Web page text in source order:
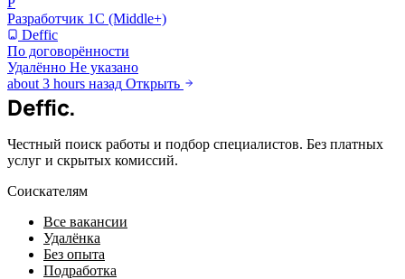
Разработчик 1С (Middle+)
Deffic
По договорённости
Удалённо Не указано
about 3 hours назад Открыть
Deffic.
Честный поиск работы и подбор специалистов. Без платных
услуг и скрытых комиссий.
Соискателям
Все вакансии
Удалёнка
Без опыта
Подработка